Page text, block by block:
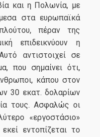
και η Πολωνία, με
στα ευρωπαϊκά
πέραν της
επιδεικνύουν η
αντιστοιχεί σε
που σημαίνει ότι,
κάπου στον
30 εκατ. δολαρίων
τους. Ασφαλώς οι
«εργοστάσιο»
εντοπίζεται το